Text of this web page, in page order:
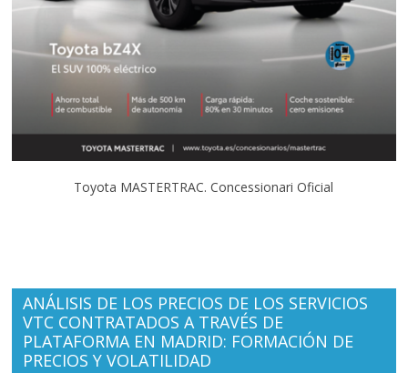
Toyota MASTERTRAC. Concessionari Oficial
ANÁLISIS DE LOS PRECIOS DE LOS SERVICIOS
VTC CONTRATADOS A TRAVÉS DE
PLATAFORMA EN MADRID: FORMACIÓN DE
PRECIOS Y VOLATILIDAD